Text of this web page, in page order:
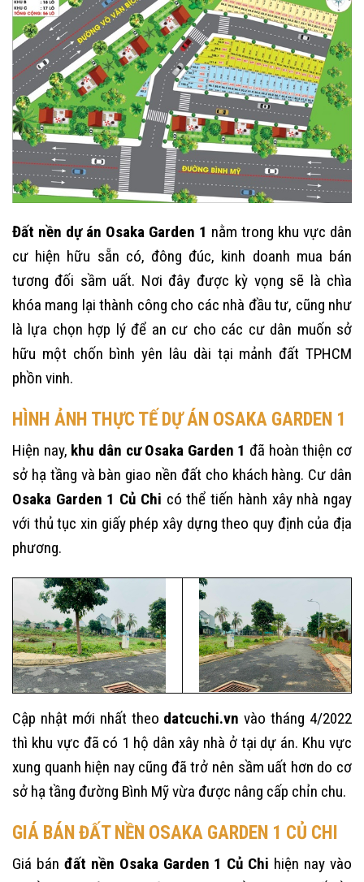
Đất nền dự án Osaka Garden 1 nằm trong khu vực dân
cư hiện hữu sẵn có, đông đúc, kinh doanh mua bán
tương đối sầm uất. Nơi đây được kỳ vọng sẽ là chìa
khóa mang lại thành công cho các nhà đầu tư, cũng như
là lựa chọn hợp lý để an cư cho các cư dân muốn sở
hữu một chốn bình yên lâu dài tại mảnh đất TPHCM
phồn vinh.
HÌNH ẢNH THỰC TẾ DỰ ÁN OSAKA GARDEN 1
Hiện nay, khu dân cư Osaka Garden 1 đã hoàn thiện cơ
sở hạ tầng và bàn giao nền đất cho khách hàng. Cư dân
Osaka Garden 1 Củ Chi có thể tiến hành xây nhà ngay
với thủ tục xin giấy phép xây dựng theo quy định của địa
phương.
Cập nhật mới nhất theo datcuchi.vn vào tháng 4/2022
thì khu vực đã có 1 hộ dân xây nhà ở tại dự án. Khu vực
xung quanh hiện nay cũng đã trở nên sầm uất hơn do cơ
sở hạ tầng đường Bình Mỹ vừa được nâng cấp chỉn chu.
GIÁ BÁN ĐẤT NỀN OSAKA GARDEN 1 CỦ CHI
Giá bán đất nền Osaka Garden 1 Củ Chi hiện nay vào